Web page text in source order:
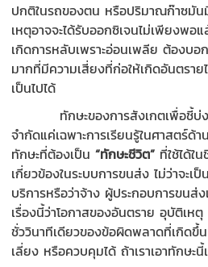
ปกติในรถของตน หรือปริมาณก๊าซมัน
เหตุอาจจะได้รับออกซิเจนไม่เพียงพอ
เกิดการหลับเพราะอ่อนเพลีย ต้องบ
มากที่มีความเสี่ยงที่ก่อให้เกิดอันตรา
เป็นไปได้
ทักษะของการสังเกตเพื่อชี้
จำกัดแค่เฉพาะการเรียนรู้ในศาสตร์
ทักษะที่ต้องเป็น“ทักษะชีวิต” ที่ใช้ได้ใ
เกี่ยวข้องในระบบการขนส่ง ไม่ว่าจะเ
บริการหรือว่าจ้าง ผู้ประกอบการขนส่
เรื่องนี้ว่าโอกาสของอันตราย อุบัติเ
ชั่ววินาทีเดียวของข้อผิดพลาดที่เกิดขึ้
เลี่ยง หรือควบคุมได้ ถ้าเราเอาทักษะนี้